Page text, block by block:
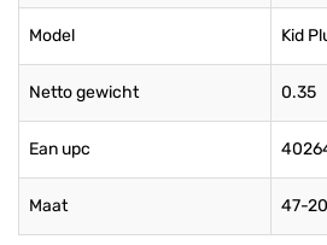
Model Kid
Netto gewicht 0.35
Ean upc
Maat 47-